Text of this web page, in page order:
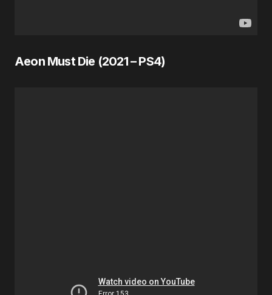
Aeon Must Die (2021– PS4)